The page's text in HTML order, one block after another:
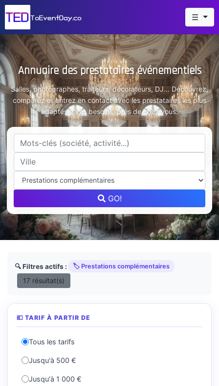
☰
Annuaire des prestataires événementiels
Salles, photographes, traiteurs, décorateurs, DJ… Découvrez,
comparez et entrez en contact avec les prestataires les plus
adaptés à vos besoins, près de chez vous.
GO!
🔍 Filtres actifs : 🏷️ Prestations complémentaires
17 résultat(s)
💶 TARIF À PARTIR DE
Tous les tarifs
Jusqu'à 500 €
Jusqu'à 1 000 €